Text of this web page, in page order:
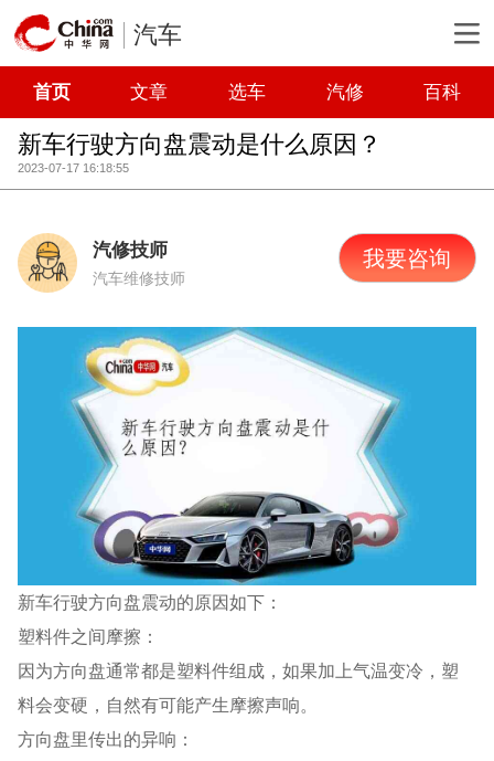
汽车
首页 文章 选车 汽修 百科
新车行驶方向盘震动是什么原因？
2023-07-17 16:18:55
汽修技师
汽车维修技师
我要咨询
新车行驶方向盘震动的原因如下：
塑料件之间摩擦：
因为方向盘通常都是塑料件组成，如果加上气温变冷，塑
料会变硬，自然有可能产生摩擦声响。
方向盘里传出的异响：